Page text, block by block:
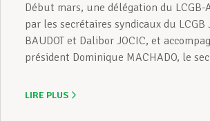
Début mars, une délégation du LCGB-
par les secrétaires syndicaux du LCGB
BAUDOT et Dalibor JOCIC, et
président Dominique MACHADO, le
LIRE PLUS